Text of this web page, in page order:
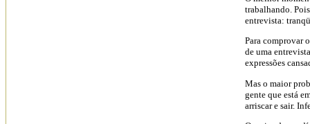
trabalhando.
entrevista:
Para comprovar
de uma
expressões
Mas o maior
gente que está
arriscar e sair.